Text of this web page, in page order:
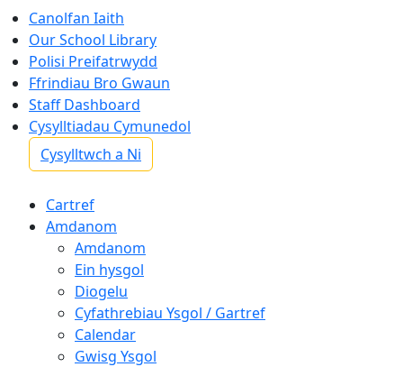
Canolfan Iaith
Our School Library
Polisi Preifatrwydd
Ffrindiau Bro Gwaun
Staff Dashboard
Cysylltiadau Cymunedol
Cysylltwch a Ni
Cartref
Amdanom
Amdanom
Ein hysgol
Diogelu
Cyfathrebiau Ysgol / Gartref
Calendar
Gwisg Ysgol